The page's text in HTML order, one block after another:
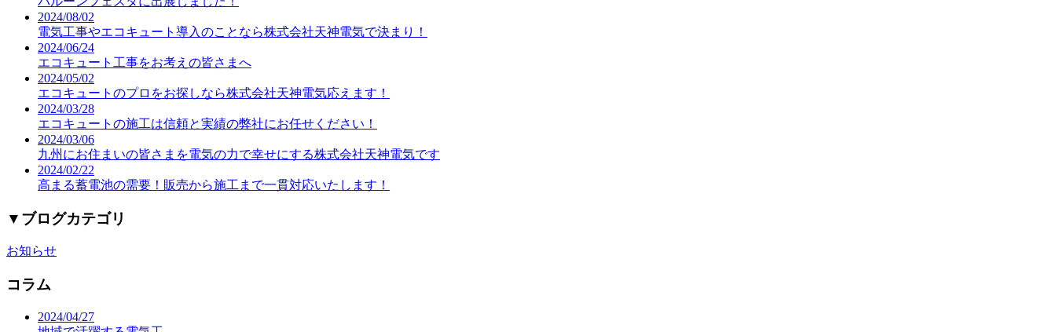
2024/08/02
電気工事やエコキュート導入のことなら株式会社天神電気で決まり！
2024/06/24
エコキュート工事をお考えの皆さまへ
2024/05/02
エコキュートのプロをお探しなら株式会社天神電気応えます！
2024/03/28
エコキュートの施工は信頼と実績の弊社にお任せください！
2024/03/06
九州にお住まいの皆さまを電気の力で幸せにする株式会社天神電気です
2024/02/22
高まる蓄電池の需要！販売から施工まで一貫対応いたします！
▼ ブログカテゴリ
お知らせ
コラム
2024/04/27